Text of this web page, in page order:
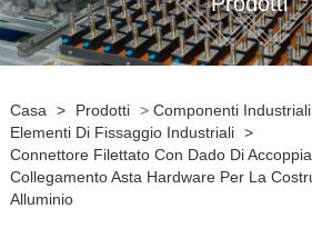
Casa > Prodotti > Componenti Industriali
Elementi Di Fissaggio Industriali >
Connettore Filettato Con Dado Di
Collegamento Asta Hardware Per La
Alluminio